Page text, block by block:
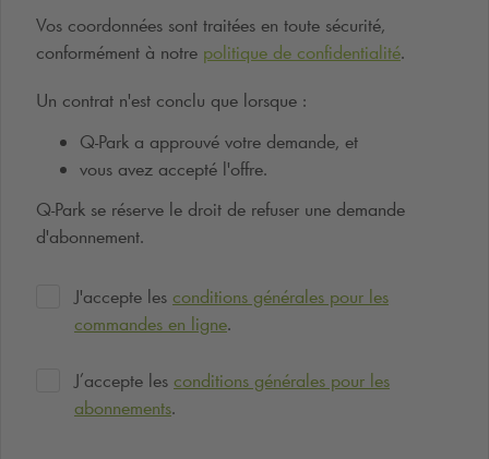
Vos coordonnées sont traitées en toute sécurité,
conformément à notre politique de confidentialité.
Un contrat n'est conclu que lorsque :
Q-Park a approuvé votre demande, et
vous avez accepté l'offre.
Q-Park se réserve le droit de refuser une demande
d'abonnement.
J'accepte les conditions générales pour les
commandes en ligne.
J’accepte les conditions générales pour les
abonnements.